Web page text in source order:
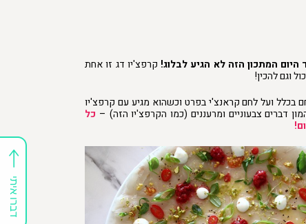
המתכון הזה לא הגיע לבלוג! קרפצ'יו דג זו אחת
וגם להכין!
בכלל ועל לחם קראנצ'י בפרט וכשהוא מגיע עם קרפצ'יו
דברים צבעוניים ומרעננים (כמו הקרפצ'יו הזה) – כל
דברו איתי